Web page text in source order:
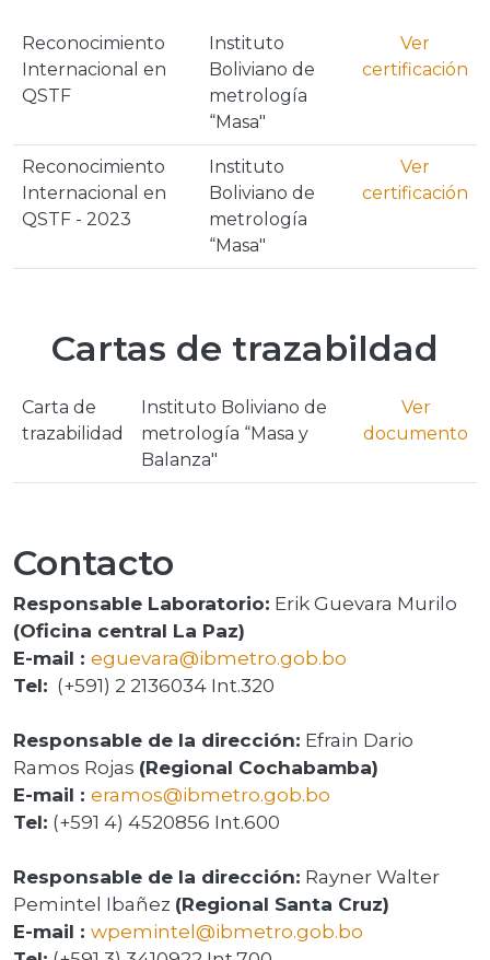
Reconocimiento
Internacional en
QSTF
Instituto
Boliviano de
metrología
“Masa"
Ver
certificación
Reconocimiento
Internacional en
QSTF - 2023
Instituto
Boliviano de
metrología
“Masa"
Ver
certificación
Cartas de trazabildad
Carta de
trazabilidad
Instituto Boliviano de
metrología “Masa y
Balanza"
Ver
documento
Contacto
Responsable Laboratorio: Erik Guevara Murilo
(Oficina central La Paz)
E-mail : eguevara@ibmetro.gob.bo
Tel: (+591) 2 2136034 Int.320
Responsable de la dirección: Efrain Dario
Ramos Rojas (Regional Cochabamba)
E-mail : eramos@ibmetro.gob.bo
Tel: (+591 4) 4520856 Int.600
Responsable de la dirección: Rayner Walter
Pemintel Ibañez (Regional Santa Cruz)
E-mail : wpemintel@ibmetro.gob.bo